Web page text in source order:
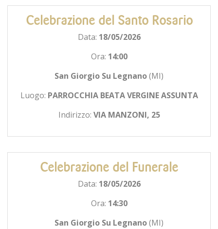
Celebrazione del Santo Rosario
Data: 18/05/2026
Ora: 14:00
San Giorgio Su Legnano(MI)
Luogo: PARROCCHIA BEATA VERGINE ASSUNTA
Indirizzo: VIA MANZONI, 25
Celebrazione del Funerale
Data: 18/05/2026
Ora: 14:30
San Giorgio Su Legnano(MI)